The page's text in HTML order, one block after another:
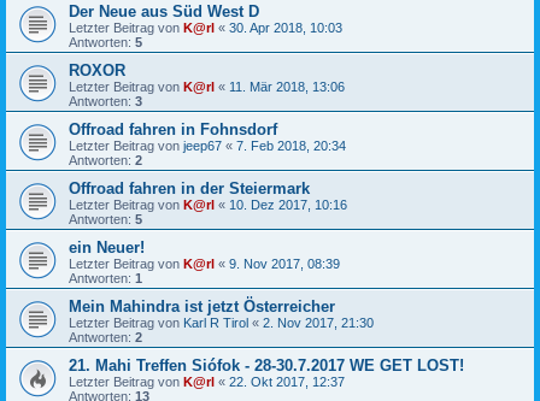
Der Neue aus Süd West D
Letzter Beitrag von K@rl « 30. Apr 2018, 10:03
Antworten: 5
ROXOR
Letzter Beitrag von K@rl « 11. Mär 2018, 13:06
Antworten: 3
Offroad fahren in Fohnsdorf
Letzter Beitrag von jeep67 « 7. Feb 2018, 20:34
Antworten: 2
Offroad fahren in der Steiermark
Letzter Beitrag von K@rl « 10. Dez 2017, 10:16
Antworten: 5
ein Neuer!
Letzter Beitrag von K@rl « 9. Nov 2017, 08:39
Antworten: 1
Mein Mahindra ist jetzt Österreicher
Letzter Beitrag von Karl R Tirol « 2. Nov 2017, 21:30
Antworten: 2
21. Mahi Treffen Siófok - 28-30.7.2017 WE GET LOST!
Letzter Beitrag von K@rl « 22. Okt 2017, 12:37
Antworten: 13